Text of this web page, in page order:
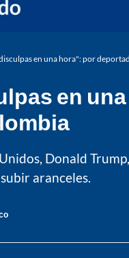
en una hora": por
en
Donald
aranceles.